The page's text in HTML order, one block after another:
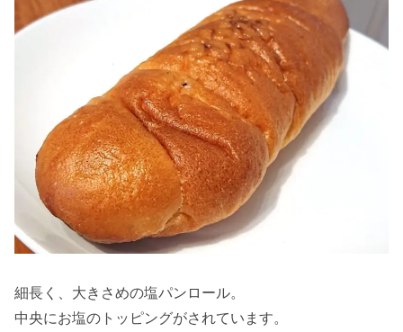
細長く、大きさめの塩パンロール。
中央にお塩のトッピングがされています。